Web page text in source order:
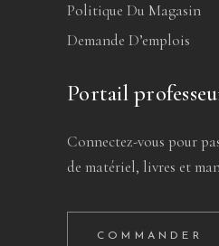
Politique Du Magasin
Demande D’emplois
Portail
Connectez-vous pour
de matériel, livres et
COMMANDER